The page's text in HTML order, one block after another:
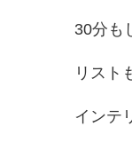
30分も
リスト
インテ